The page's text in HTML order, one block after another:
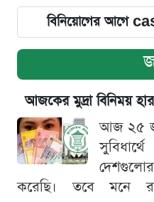
বিনিয়োগের আগে
আজকের মুদ্রা বিনিময়
আজ ২৫
করেছি। তবে মনে